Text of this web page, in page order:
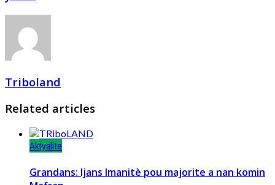
Triboland
Related articles
Aktyalite
Grandans: Ijans Imanitè pou majorite a nan komin